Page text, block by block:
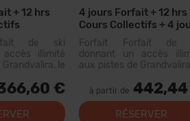
+ 12 hrs
de ski
illimité
le
Avec ce
pourrez
€
4 jours Forfait + 12 hrs
Cours Collectifs + 4
Location Materiel
Forfait Forfait de
donnant un accès
aux pistes de
des Pyrénées. Avec
forfait, vous
parcourir...
à partir de
RÉSERVER